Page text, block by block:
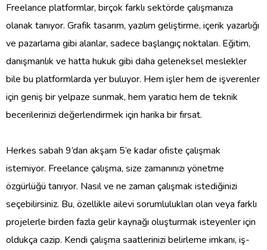
Freelance platformlar, birçok farklı sektörde çalışmanıza
olanak tanıyor. Grafik tasarım, yazılım geliştirme, içerik yazarlığı
ve pazarlama gibi alanlar, sadece başlangıç noktaları. Eğitim,
danışmanlık ve hatta hukuk gibi daha geleneksel meslekler
bile bu platformlarda yer buluyor. Hem işler hem de işverenler
için geniş bir yelpaze sunmak, hem yaratıcı hem de teknik
becerilerinizi değerlendirmek için harika bir fırsat.
Herkes sabah 9’dan akşam 5’e kadar ofiste çalışmak
istemiyor. Freelance çalışma, size zamanınızı yönetme
özgürlüğü tanıyor. Nasıl ve ne zaman çalışmak istediğinizi
seçebilirsiniz. Bu, özellikle ailevi sorumlulukları olan veya farklı
projelerle birden fazla gelir kaynağı oluşturmak isteyenler için
oldukça cazip. Kendi çalışma saatlerinizi belirleme imkanı, iş-